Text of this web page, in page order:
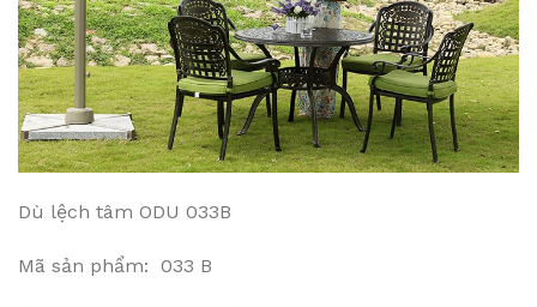
Dù lệch tâm ODU 033B
Mã sản phẩm: 033 B